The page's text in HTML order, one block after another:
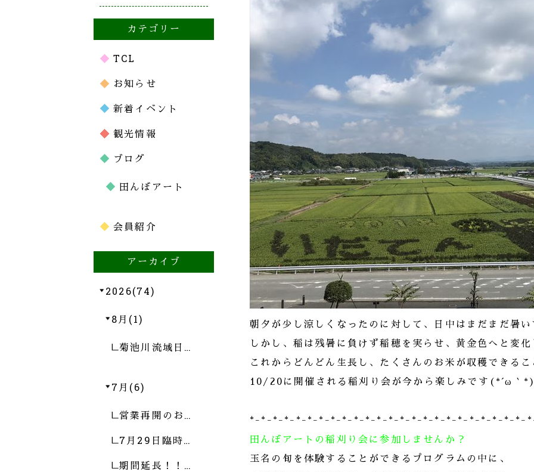
朝夕が少し涼しくなったのに対して、日中はまだまだ暑
しかし、稲は残暑に負けず稲穂を実らせ、黄金色へと変
これからどんどん生長し、たくさんのお米が収穫できる
10/20に開催される稲刈り会が今から楽しみです(*´ω｀
*-*-*-*-*-*-*-*-*-*-*-*-*-*-*-*-*-*-*-*-*-*-*-*-
田んぼアートの稲刈り会に参加しませんか？
玉名の旬を体験することができるプログラムの中に、
カテゴリー
TCL
お知らせ
新着イベント
観光情報
ブログ
田んぼアート
会員紹介
アーカイブ
2026(74)
8月(1)
菊池川流域日…
7月(6)
営業再開のお…
7月29日臨時…
期間延長！！…